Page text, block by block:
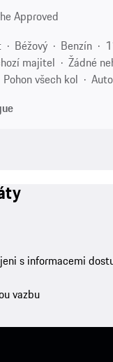
Approved
Béžový Benzín
majitel
Žádné
Pohon všech kol
s informacemi
vazbu